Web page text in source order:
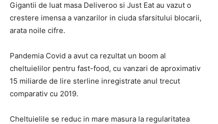
Gigantii de luat masa Deliveroo si Just Eat au vazut o
crestere imensa a vanzarilor in ciuda sfarsitului blocarii,
arata noile cifre.
Pandemia Covid a avut ca rezultat un boom al
cheltuielilor pentru fast-food, cu vanzari de aproximativ
15 miliarde de lire sterline inregistrate anul trecut
comparativ cu 2019.
Cheltuielile se reduc in mare masura la regularitatea